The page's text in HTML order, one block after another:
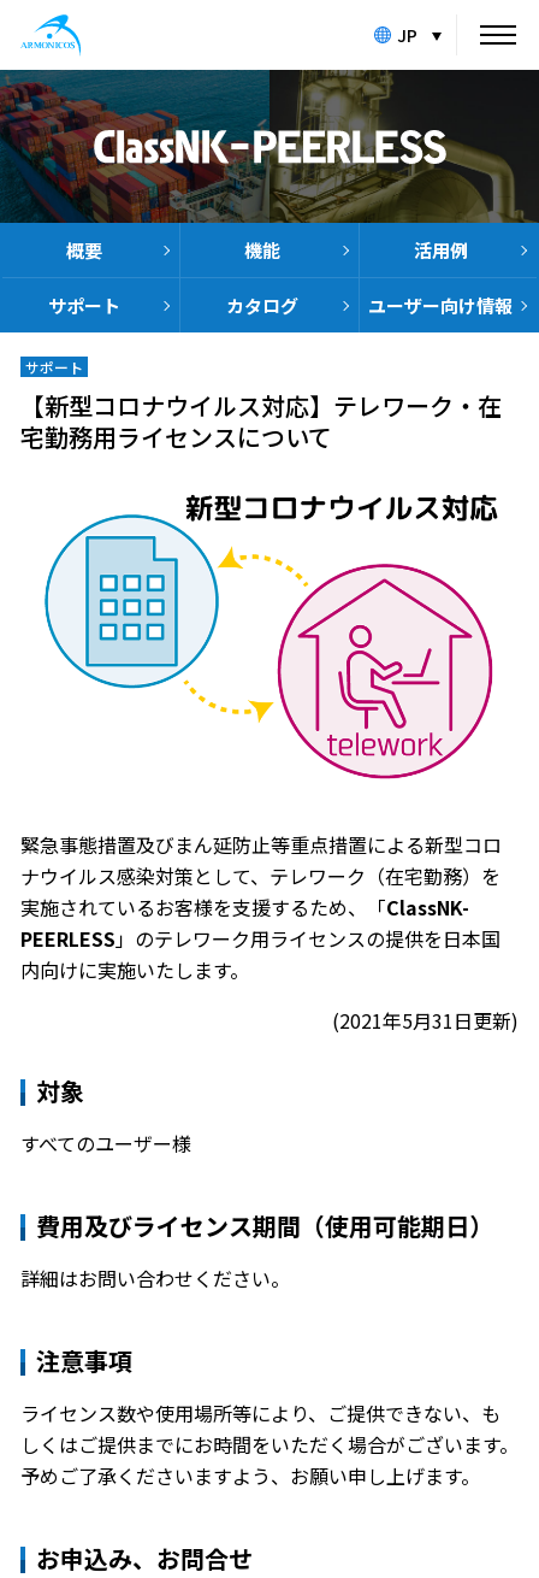
JP
概要 機能 活用例
サポート カタログ ユーザー向け情報
サポート
【新型コロナウイルス対応】テレワーク・在
宅勤務用ライセンスについて
緊急事態措置及びまん延防止等重点措置による新型コロ
ナウイルス感染対策として、テレワーク（在宅勤務）を
実施されているお客様を支援するため、「ClassNK-
PEERLESS」のテレワーク用ライセンスの提供を日本国
内向けに実施いたします。
(2021年5月31日更新)
対象
すべてのユーザー様
費用及びライセンス期間（使用可能期日）
詳細はお問い合わせください。
注意事項
ライセンス数や使用場所等により、ご提供できない、も
しくはご提供までにお時間をいただく場合がございます。
予めご了承くださいますよう、お願い申し上げます。
お申込み、お問合せ